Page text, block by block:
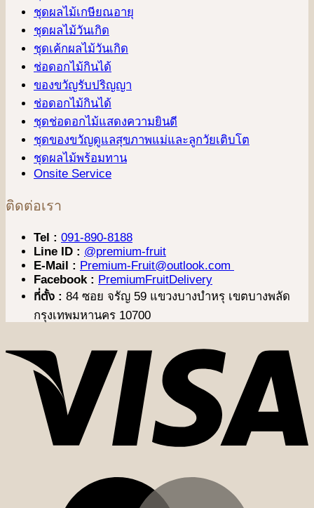
ชุดผลไม้เกษียณอายุ
ชุดผลไม้วันเกิด
ชุดเค้กผลไม้วันเกิด
ช่อดอกไม้กินได้
ของขวัญรับปริญญา
ช่อดอกไม้กินได้
ชุดช่อดอกไม้แสดงความยินดี
ชุดของขวัญดูแลสุขภาพแม่และลูกวัยเติบโต
ชุดผลไม้พร้อมทาน
Onsite Service
ติดต่อเรา
Tel : 091-890-8188
Line ID : @premium-fruit
E-Mail : Premium-Fruit@outlook.com
Facebook : PremiumFruitDelivery
ที่ตั้ง : 84 ซอย จรัญ 59 แขวงบางบำหรุ เขตบางพลัด
กรุงเทพมหานคร 10700